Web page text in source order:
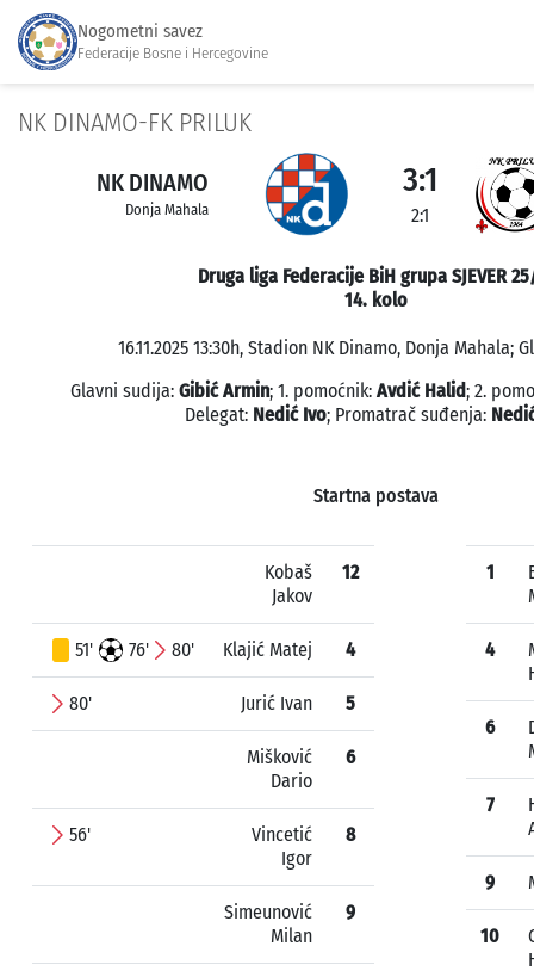
Nogometni savez
Federacije Bosne i Hercegovine
NK DINAMO-FK PRILUK
NK DINAMO
Donja Mahala
3:1
2:1
Druga liga Federacije BiH grupa SJEVER
14. kolo
16.11.2025 13:30h, Stadion NK Dinamo, Donja Mahala;
Glavni sudija: Gibić Armin; 1. pomoćnik: Avdić Halid; 2.
Delegat: Nedić Ivo; Promatrač suđenja:
Startna postava
Kobaš
Jakov
12
51' 76' 80' Klajić Matej 4
80' Jurić Ivan 5
Mišković
Dario
6
56'
Vincetić
Igor
8
Simeunović
Milan
9
1
4
6
7
9
10